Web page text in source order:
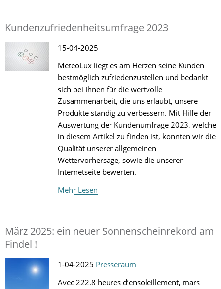
Kundenzufriedenheitsumfrage 2023
15-04-2025
MeteoLux liegt es am Herzen seine Kunden
bestmöglich zufriedenzustellen und bedankt
sich bei Ihnen für die wertvolle
Zusammenarbeit, die uns erlaubt, unsere
Produkte ständig zu verbessern. Mit Hilfe der
Auswertung der Kundenumfrage 2023, welche
in diesem Artikel zu finden ist, konnten wir die
Qualität unserer allgemeinen
Wettervorhersage, sowie die unserer
Internetseite bewerten.
Mehr Lesen
März 2025: ein neuer Sonnenscheinrekord am
Findel !
1-04-2025 Presseraum
Avec 222.8 heures d’ensoleillement, mars